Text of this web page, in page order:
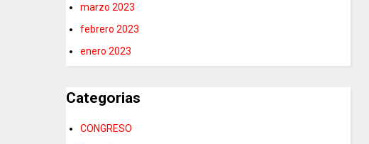
marzo 2023
febrero 2023
enero 2023
Categorias
CONGRESO